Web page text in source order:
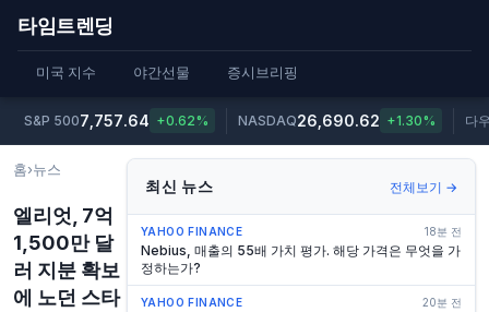
타임트렌딩
미국 지수 야간선물 증시브리핑
S&P 5007,757.64 +0.62% NASDAQ26,690.62 +1.30% 다
홈›뉴스
엘리엇, 7억
1,500만 달
러 지분 확보
에 노던 스타
최신 뉴스 전체보기 →
YAHOO FINANCE 18분 전
Nebius, 매출의 55배 가치 평가. 해당 가격은 무엇을 가
정하는가?
YAHOO FINANCE 20분 전